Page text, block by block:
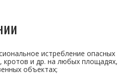
истребление опасных
кротов и др. на любых площадях,
объектах;